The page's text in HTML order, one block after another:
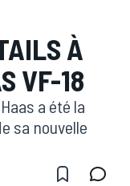
À
VF-18
a été la
sa nouvelle